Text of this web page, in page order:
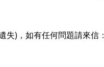
)，如有任何問題請來信：